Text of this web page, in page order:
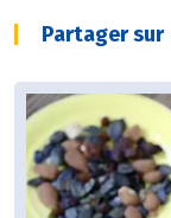
Partager sur